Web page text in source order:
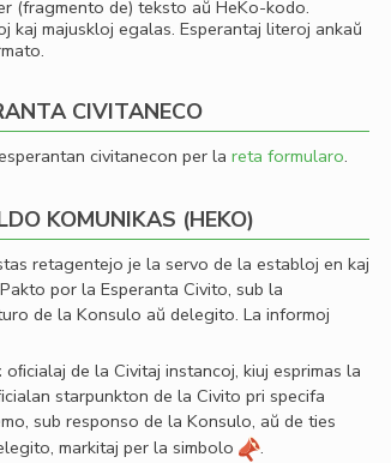
(fragmento de) teksto aŭ HeKo-kodo.
kaj majuskloj egalas. Esperantaj literoj ankaŭ
CIVITANECO
civitanecon per la reta formularo.
KOMUNIKAS (HEKO)
retagentejo je la servo de la establoj en kaj
por la Esperanta Civito, sub la
de la Konsulo aŭ delegito. La informoj
oﬁcialaj de la Civitaj instancoj, kiuj esprimas la
starpunkton de la Civito pri specifa
sub responso de la Konsulo, aŭ de ties
markitaj per la simbolo
.